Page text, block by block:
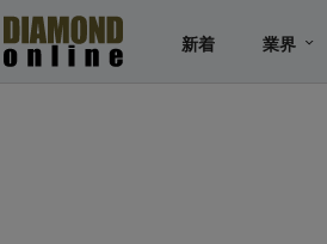
新着 業界